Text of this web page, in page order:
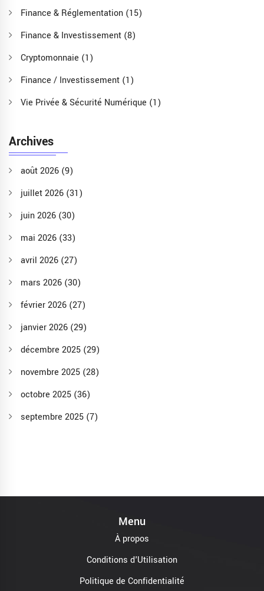
Finance & Réglementation (15)
Finance & Investissement (8)
Cryptomonnaie (1)
Finance / Investissement (1)
Vie Privée & Sécurité Numérique (1)
Archives
août 2026 (9)
juillet 2026 (31)
juin 2026 (30)
mai 2026 (33)
avril 2026 (27)
mars 2026 (30)
février 2026 (27)
janvier 2026 (29)
décembre 2025 (29)
novembre 2025 (28)
octobre 2025 (36)
septembre 2025 (7)
Menu
À propos
Conditions d'Utilisation
Politique de Confidentialité